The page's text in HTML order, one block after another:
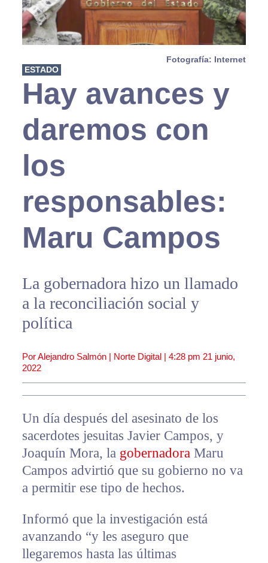
Fotografía: Internet
ESTADO
Hay avances y
daremos con
los
responsables:
Maru Campos
La gobernadora hizo un llamado
a la reconciliación social y
política
Por Alejandro Salmón | Norte Digital | 4:28 pm 21 junio,
2022
Un día después del asesinato de los
sacerdotes jesuitas Javier Campos, y
Joaquín Mora, la gobernadora Maru
Campos advirtió que su gobierno no va
a permitir ese tipo de hechos.
Informó que la investigación está
avanzando “y les aseguro que
llegaremos hasta las últimas